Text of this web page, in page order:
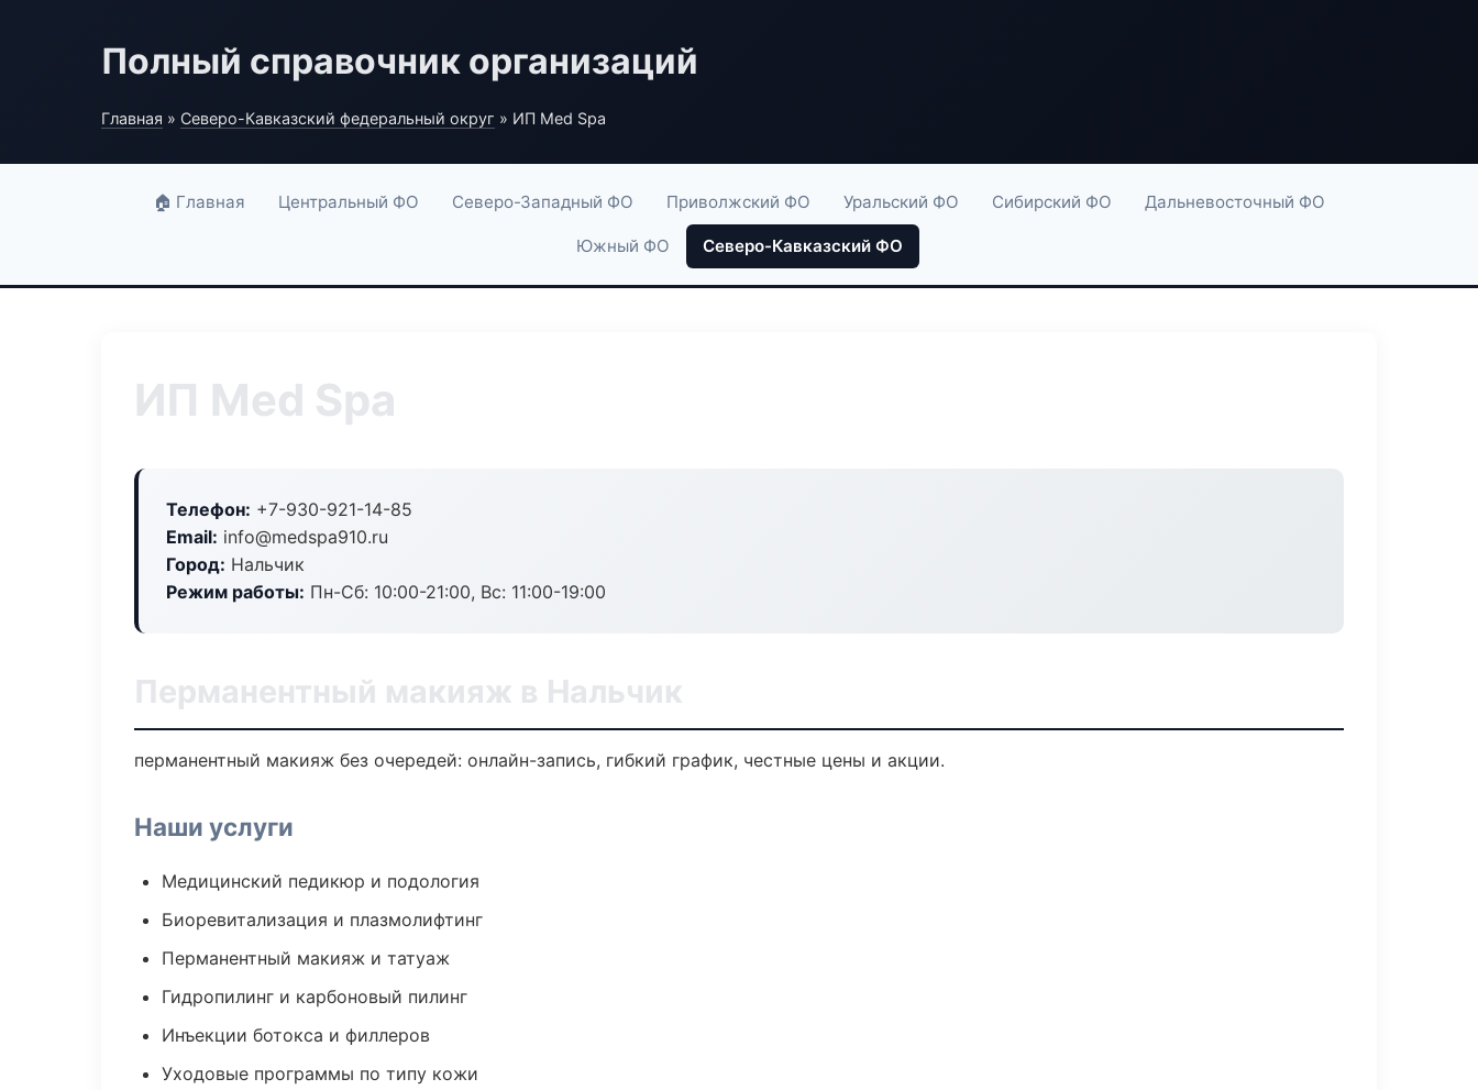
Полный справочник организаций
Главная » Северо-Кавказский федеральный округ » ИП Med Spa
🏠 Главная Центральный ФО Северо-Западный ФО Приволжский ФО Уральский ФО Сибирский ФО Дальневосточный ФО
Южный ФО Северо-Кавказский ФО
ИП Med Spa
Телефон: +7-930-921-14-85
Email: info@medspa910.ru
Город: Нальчик
Режим работы: Пн-Сб: 10:00-21:00, Вс: 11:00-19:00
Перманентный макияж в Нальчик
перманентный макияж без очередей: онлайн-запись, гибкий график, честные цены и акции.
Наши услуги
Медицинский педикюр и подология
Биоревитализация и плазмолифтинг
Перманентный макияж и татуаж
Гидропилинг и карбоновый пилинг
Инъекции ботокса и филлеров
Уходовые программы по типу кожи